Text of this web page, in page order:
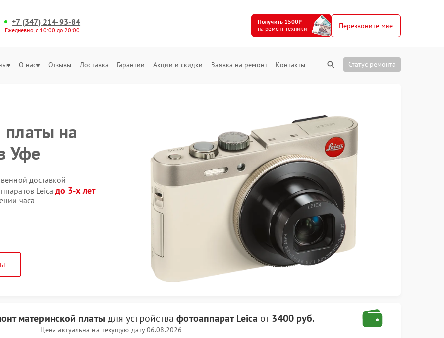
+7 (347) 214-93-84
Ежедневно, с 10:00 до 20:00
Получить 1500₽
на ремонт техники
Перезвоните мне
О нас Отзывы Доставка Гарантии Акции и скидки Заявка на ремонт Контакты Статус ремонта
платы на
Уфе
доставкой
Leica до 3-х лет
часа
материнской платы для устройствафотоаппарат Leica от3400 руб.
Цена актуальна на текущую дату 06.08.2026